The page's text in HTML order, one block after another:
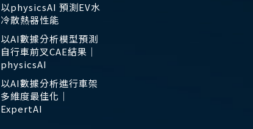
以physicsAI 預測EV水
冷散熱器性能
以AI數據分析模型預測
自行車前叉CAE結果｜
physicsAI
以AI數據分析進行車架
多維度最佳化｜
ExpertAI